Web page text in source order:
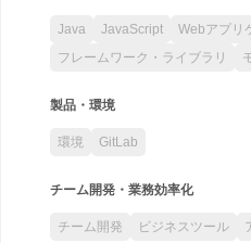
Java JavaScript
Webアプリ
フレームワーク・ライブラリ
製品・環境
環境 GitLab
チーム開発・業務効率化
チーム開発 ビジネスツール